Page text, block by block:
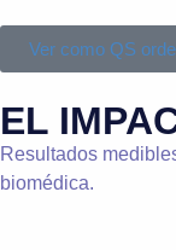
Ver como QS
EL
Resultados
biomédica.